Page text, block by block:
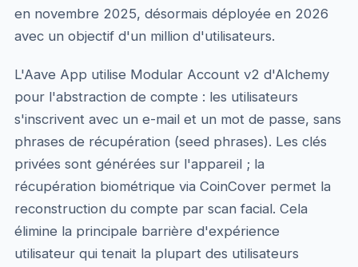
en novembre 2025, désormais déployée en 2026
avec un objectif d'un million d'utilisateurs.
L'Aave App utilise Modular Account v2 d'Alchemy
pour l'abstraction de compte : les utilisateurs
s'inscrivent avec un e-mail et un mot de passe, sans
phrases de récupération (seed phrases). Les clés
privées sont générées sur l'appareil ; la
récupération biométrique via CoinCover permet la
reconstruction du compte par scan facial. Cela
élimine la principale barrière d'expérience
utilisateur qui tenait la plupart des utilisateurs